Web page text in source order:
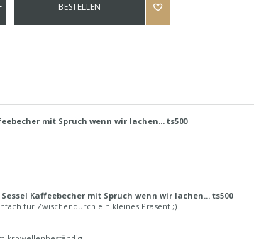
BESTELLEN
mit Spruch wenn wir lachen... ts500
Kaffeebecher mit Spruch wenn wir lachen... ts500
für Zwischendurch ein kleines Präsent ;)